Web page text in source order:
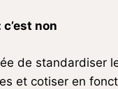
non
de
et cotiser en